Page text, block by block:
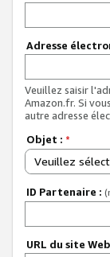
Adresse
Veuillez saisir
Amazon.fr. Si
autre adresse
Objet : *
Veuillez
ID Partenaire :
URL du site